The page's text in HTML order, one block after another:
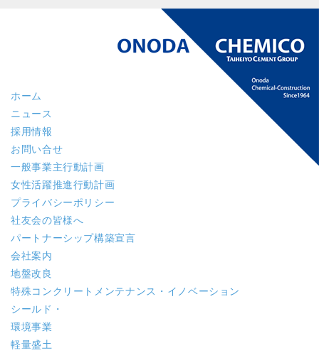
ホーム
ニュース
採用情報
お問い合せ
一般事業主行動計画
女性活躍推進行動計画
プライバシーポリシー
社友会の皆様へ
パートナーシップ構築宣言
会社案内
地盤改良
特殊コンクリート メンテナンス・イノベーション
シールド・
環境事業
軽量盛土